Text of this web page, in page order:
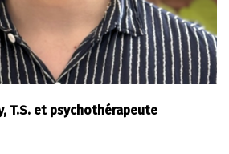
T.S. et psychothérapeute